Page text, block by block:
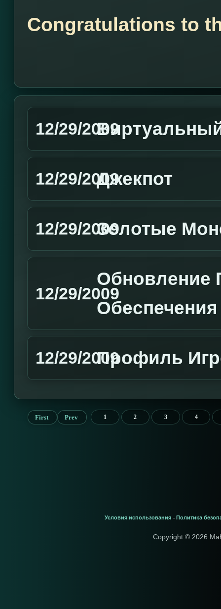
Congratulations to
12/29/2009
12/29/2009Джекпот
12/29/2009Золотые
12/29/2009
Обновление
Обеспечения
12/29/2009Профиль
First Prev 1 2 3 4
Условия использования - Политика
Copyright © 2026